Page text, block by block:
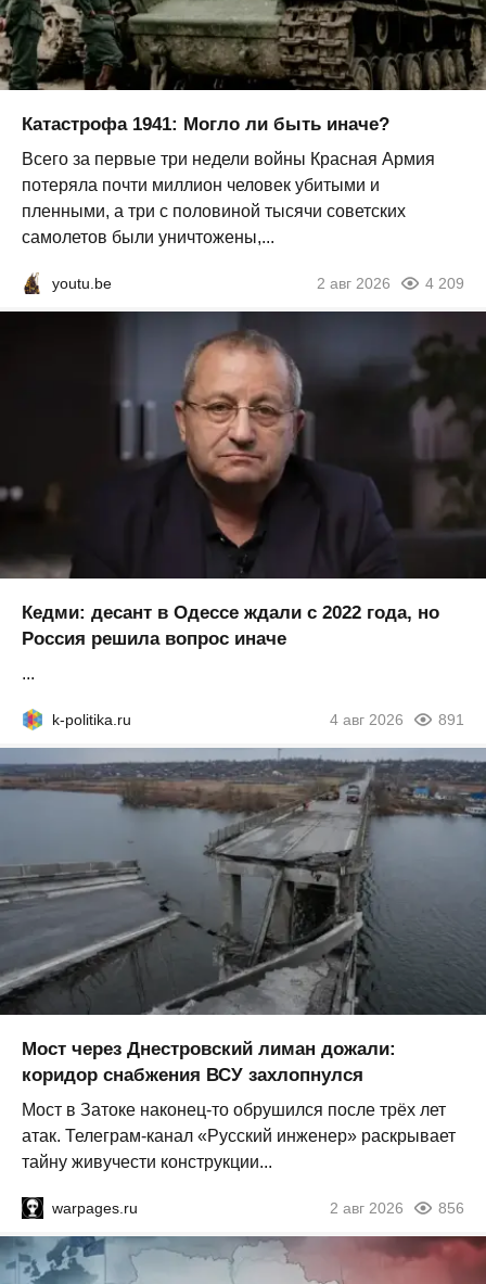
Катастрофа 1941: Могло ли быть иначе?
Всего за первые три недели войны Красная Армия
потеряла почти миллион человек убитыми и
пленными, а три с половиной тысячи советских
самолетов были уничтожены,...
youtu.be 2 авг 2026 4 209
Кедми: десант в Одессе ждали с 2022 года, но
Россия решила вопрос иначе
...
k-politika.ru 4 авг 2026 891
Мост через Днестровский лиман дожали:
коридор снабжения ВСУ захлопнулся
Мост в Затоке наконец-то обрушился после трёх лет
атак. Телеграм-канал «Русский инженер» раскрывает
тайну живучести конструкции...
warpages.ru 2 авг 2026 856